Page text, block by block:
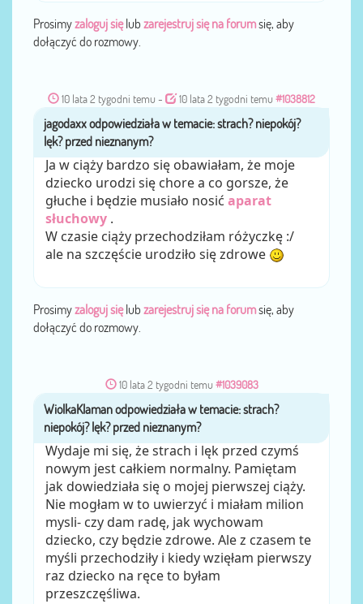
Prosimyzaloguj sięlub zarejestruj się na forumsię, aby
dołączyć do rozmowy.
10 lata 2 tygodni temu - 10 lata 2 tygodni temu #1038812
przezjagodaxx
Ja w ciąży bardzo się obawiałam, że moje
dziecko urodzi się chore a co gorsze, że
głuche i będzie musiało nosić aparat
słuchowy .
W czasie ciąży przechodziłam różyczkę :/
ale na szczęście urodziło się zdrowe
Prosimyzaloguj sięlub zarejestruj się na forumsię, aby
dołączyć do rozmowy.
10 lata 2 tygodni temu #1039083
przezWiolkaKlaman
Wydaje mi się, że strach i lęk przed czymś
nowym jest całkiem normalny. Pamiętam
jak dowiedziała się o mojej pierwszej ciąży.
Nie mogłam w to uwierzyć i miałam milion
mysli- czy dam radę, jak wychowam
dziecko, czy będzie zdrowe. Ale z czasem te
myśli przechodziły i kiedy wzięłam pierwszy
raz dziecko na ręce to byłam
przeszczęśliwa.